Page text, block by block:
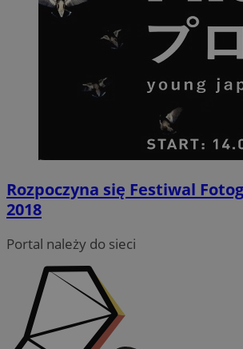
Rozpoczyna się Festiwal
2018
Portal należy do sieci